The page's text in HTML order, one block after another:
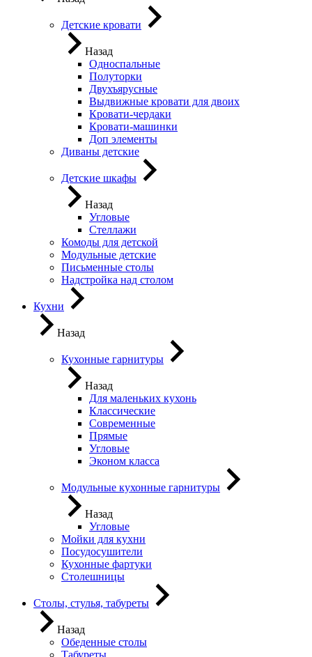
Детские кровати
Назад
Односпальные
Полуторки
Двухъярусные
Выдвижные кровати для двоих
Кровати-чердаки
Кровати-машинки
Доп элементы
Диваны детские
Детские шкафы
Назад
Угловые
Стеллажи
Комоды для детской
Модульные детские
Письменные столы
Надстройка над столом
Кухни
Назад
Кухонные гарнитуры
Назад
Для маленьких кухонь
Классические
Современные
Прямые
Угловые
Эконом класса
Модульные кухонные гарнитуры
Назад
Угловые
Мойки для кухни
Посудосушители
Кухонные фартуки
Столешницы
Столы, стулья, табуреты
Назад
Обеденные столы
Табуреты